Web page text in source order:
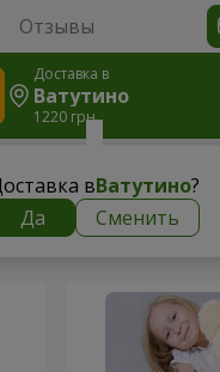
Отзывы
Доставка в
Ватутино
1220 грн
вВатутино?
Да
Сменить